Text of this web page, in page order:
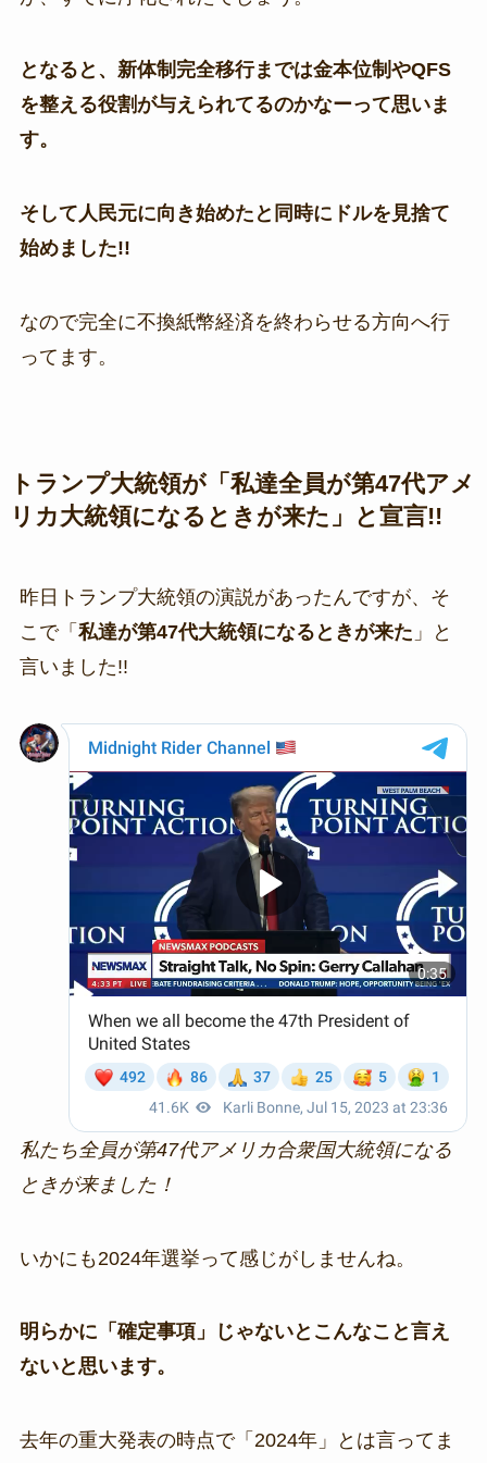
となると、新体制完全移行までは金本位制やQFS
を整える役割が与えられてるのかなーって思いま
す。
そして人民元に向き始めたと同時にドルを見捨て
始めました!!
なので完全に不換紙幣経済を終わらせる方向へ行
ってます。
トランプ大統領が「私達全員が第47代アメ
リカ大統領になるときが来た」と宣言!!
昨日トランプ大統領の演説があったんですが、そ
こで「 私達が第47代大統領になるときが来た 」と
言いました!!
私たち全員が第47代アメリカ合衆国大統領になる
ときが来ました！
いかにも2024年選挙って感じがしませんね。
明らかに「確定事項」じゃないとこんなこと言え
ないと思います。
去年の重大発表の時点で「2024年」とは言ってま